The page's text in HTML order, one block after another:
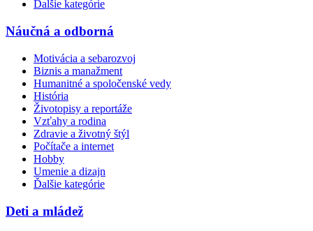
Ďalšie kategórie
Náučná a odborná
Motivácia a sebarozvoj
Biznis a manažment
Humanitné a spoločenské vedy
História
Životopisy a reportáže
Vzťahy a rodina
Zdravie a životný štýl
Počítače a internet
Hobby
Umenie a dizajn
Ďalšie kategórie
Deti a mládež